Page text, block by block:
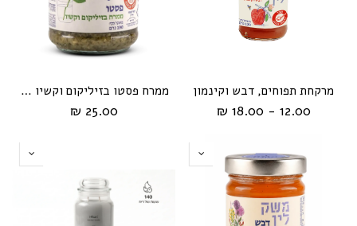
מרקחת תפוחים, דבש וקינמון
12.00 - 18.00 ₪
ממרח פסטו בזיליקום וקשיו 190 גרם
25.00 ₪